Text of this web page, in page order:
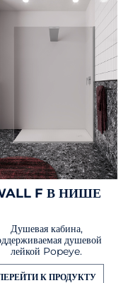
F В НИШЕ
Душевая кабина,
душевой
лейкой Popeye.
К ПРОДУКТУ